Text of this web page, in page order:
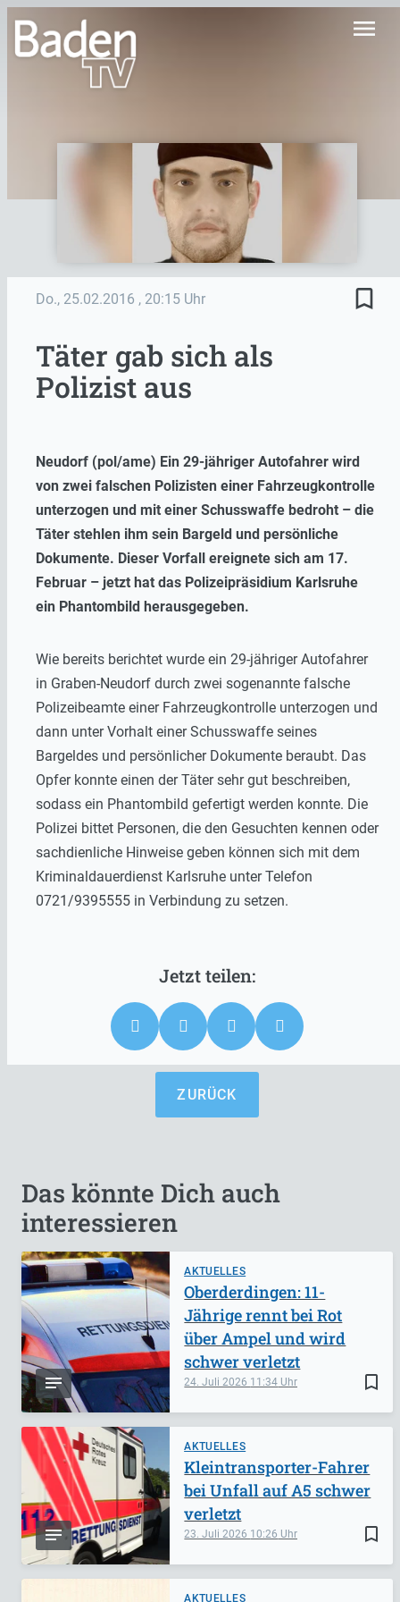
menu
Do., 25.02.2016 , 20:15 Uhr bookmark_border
Täter gab sich als
Polizist aus
Neudorf (pol/ame) Ein 29-jähriger Autofahrer wird
von zwei falschen Polizisten einer Fahrzeugkontrolle
unterzogen und mit einer Schusswaffe bedroht – die
Täter stehlen ihm sein Bargeld und persönliche
Dokumente. Dieser Vorfall ereignete sich am 17.
Februar – jetzt hat das Polizeipräsidium Karlsruhe
ein Phantombild herausgegeben.
Wie bereits berichtet wurde ein 29-jähriger Autofahrer
in Graben-Neudorf durch zwei sogenannte falsche
Polizeibeamte einer Fahrzeugkontrolle unterzogen und
dann unter Vorhalt einer Schusswaffe seines
Bargeldes und persönlicher Dokumente beraubt. Das
Opfer konnte einen der Täter sehr gut beschreiben,
sodass ein Phantombild gefertigt werden konnte. Die
Polizei bittet Personen, die den Gesuchten kennen oder
sachdienliche Hinweise geben können sich mit dem
Kriminaldauerdienst Karlsruhe unter Telefon
0721/9395555 in Verbindung zu setzen.
ZURÜCK
Das könnte Dich auch
interessieren
AKTUELLES
bookmark_border
24. Juli 2026 11:34
Oberderdingen: 11-
Jährige rennt bei Rot
über Ampel und wird
schwer verletzt
AKTUELLES
bookmark_border
23. Juli 2026 10:26
Kleintransporter-Fahrer
bei Unfall auf A5 schwer
verletzt
AKTUELLES